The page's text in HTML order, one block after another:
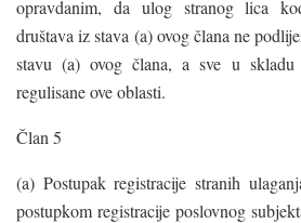
opravdanim, da ulog stranog lica
društava iz stava (a) ovog člana ne
stavu (a) ovog člana, a sve u
regulisane ove oblasti.
Član 5
(a) Postupak registracije stranih
postupkom registracije poslovnog